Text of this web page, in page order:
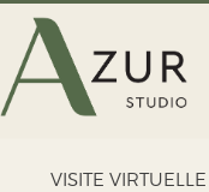
VISITE VIRTUELLE